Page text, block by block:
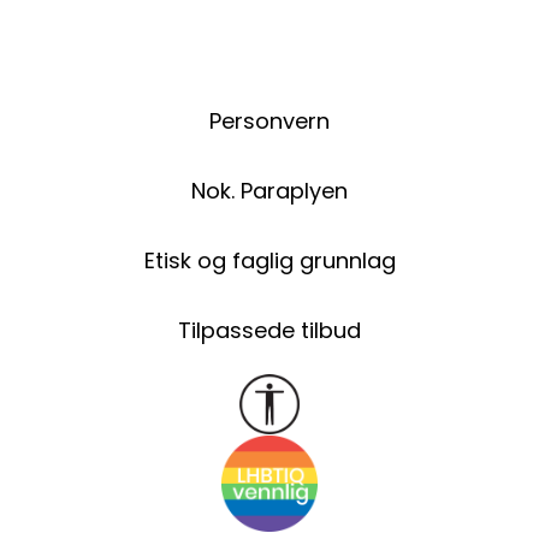
Personvern
Nok. Paraplyen
Etisk og faglig grunnlag
Tilpassede tilbud